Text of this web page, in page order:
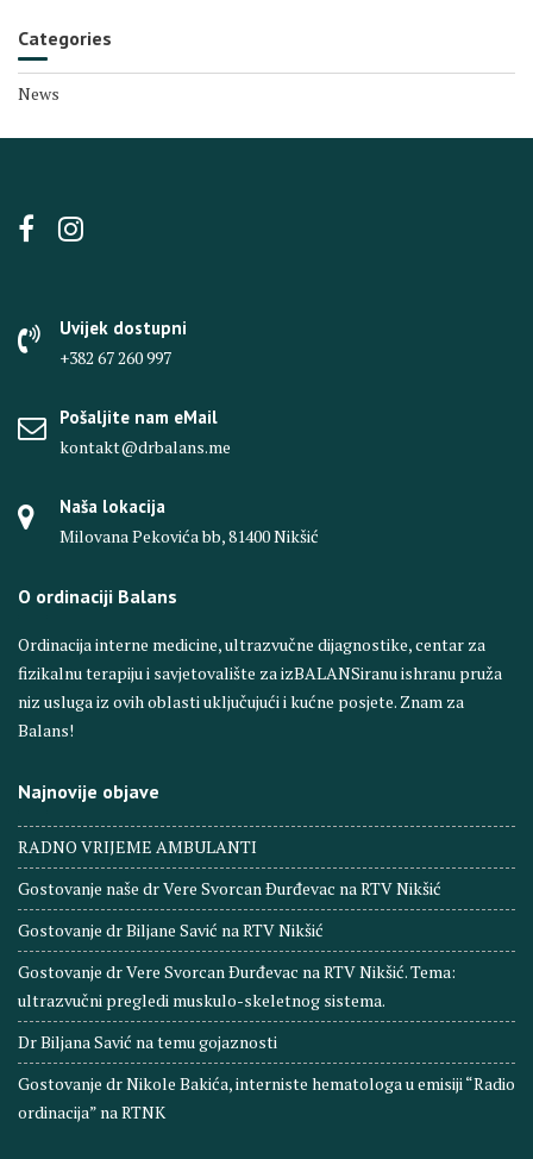
Categories
News
Uvijek dostupni
+382 67 260 997
Pošaljite nam eMail
kontakt@drbalans.me
Naša lokacija
Milovana Pekovića bb, 81400 Nikšić
O ordinaciji Balans
Ordinacija interne medicine, ultrazvučne dijagnostike, centar za
fizikalnu terapiju i savjetovalište za izBALANSiranu ishranu pruža
niz usluga iz ovih oblasti uključujući i kućne posjete. Znam za
Balans!
Najnovije objave
RADNO VRIJEME AMBULANTI
Gostovanje naše dr Vere Svorcan Ðurđevac na RTV Nikšić
Gostovanje dr Biljane Savić na RTV Nikšić
Gostovanje dr Vere Svorcan Ðurđevac na RTV Nikšić. Tema:
ultrazvučni pregledi muskulo-skeletnog sistema.
Dr Biljana Savić na temu gojaznosti
Gostovanje dr Nikole Bakića, interniste hematologa u emisiji “Radio
ordinacija” na RTNK